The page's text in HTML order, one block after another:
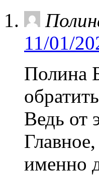
11/01/
Полина
Ведь от
именно